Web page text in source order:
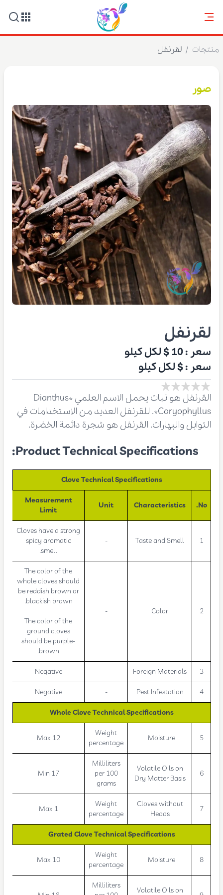
منتجات / لقرنفل
صور
لقرنفل
سعر :
لكل كيلو
سعر :$لكل كيلو
القرنفل هو نبات يحمل الاسم العلمي *Dianthus
Caryophyllus*. للقرنفل العديد من الاستخدامات في
التوابل والبهارات. القرنفل هو شجرة دائمة الخضرة.
Product Technical Specifications:
Clove Technical Specifications
No.
Characteristics
Unit
Measurement
Limit
1
Taste and Smell
-
Cloves have a strong
spicy aromatic
smell.
2
Color
-
The color of the
whole cloves should
be reddish brown or
blackish brown.
The color of the
ground cloves
should be purple-
brown.
3
Foreign Materials
-
Negative
4
Pest Infestation
-
Negative
Whole Clove Technical Specifications
5
Moisture
Weight
percentage
Max 12
6
Volatile Oils on
Dry Matter Basis
Milliliters
per 100
grams
Min 17
7
Cloves without
Heads
Weight
percentage
Max 1
Grated Clove Technical Specifications
8
Moisture
Weight
percentage
Max 10
Volatile Oils on
Milliliters